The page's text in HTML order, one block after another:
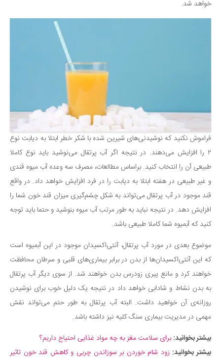
خودرو
سرگرمی
اخبار
خواهد شد.
فراموش نکنید که نوشیدنی‌های شیرین شده با شکر خطر ابتلا به دیابت نوع
۲ را افزایش می‌دهند. در نتیجه اگر آب پرتقال می‌نوشید باید نوع کاملا
طبیعی آن را انتخاب کنید. براساس مطالعات، مصرف سه وعده آب میوه قندی
و غیر طبیعی در هفته ابتلا به دیابت را در فرد افزایش خواهد داد. در واقع
قند موجود در آب پرتقال می‌تواند به شکل چشم‌گیری میزان قند خون شما را
افزایش دهد. در نتیجه نباید به طور مرتب آب میوه بنوشید و حتما باید توجه
کنید که آبمیوه شما کاملا طبیعی باشد.
موضوع بعدی در مورد آب پرتقال، آنتی‌اکسیدان موجود در این آبمیوه است
که این آنتی‌اکسیدان‌ها از بدن در برابر بیماری‌های قلبی و سرطان محافظت
خواهند کرد و مانع پیری زودرس بدن خواهند شد. از سوی دیگر آب پرتقال
به بدن نشاط و شادابی خواهد داد در نتیجه یک دلیل خوب برای نوشیدن
روزانه‌ی آن خواهید داشت. البته آب پرتقال به طور حتم می‌تواند نقش
مهمی در مدیریت بیماری سنگ کلیه نیز داشته باشد.
بیشتر بخوانید: برای سلامت مغز به چه مواد غذایی احتیاج داریم؟
بیشتر بخوانید: زود شام خوردن بر سوزاندن چربی و کاهش قند خون تاثیر